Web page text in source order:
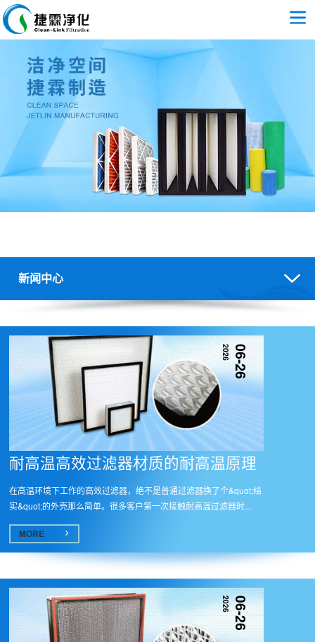
新闻中心
空气过滤器选用 - 空气过滤新闻中心 - 广州捷霖净化
06-26
2026
耐高温高效过滤器材质的耐高温原理​
在高温环境下工作的高效过滤器，绝不是普通过滤器换了个&quot;结
实&quot;的外壳那么简单。很多客户第一次接触耐高温过滤器时...
MORE
06-26
2026